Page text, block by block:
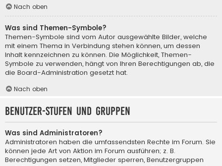
Nach oben
Was sind Themen-Symbole?
Themen-Symbole sind vom Autor ausgewählte Bilder, welche
mit einem Thema in Verbindung stehen können, um dessen
Inhalt kennzeichnen zu können. Die Möglichkeit, Themen-
Symbole zu verwenden, hängt von Ihren Berechtigungen ab, die
die Board-Administration gesetzt hat.
Nach oben
Benutzer-Stufen und Gruppen
Was sind Administratoren?
Administratoren haben die umfassendsten Rechte im Forum. Sie
können jede Art von Aktion im Forum ausführen; z. B.
Berechtigungen setzen, Mitglieder sperren, Benutzergruppen